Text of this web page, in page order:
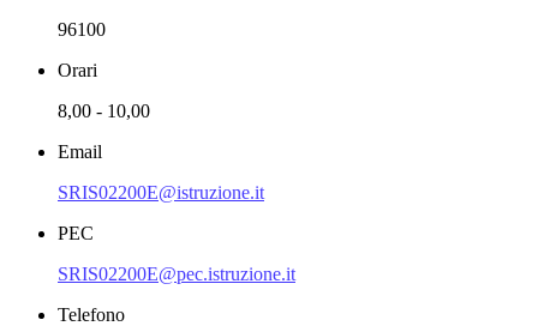
96100
Orari
8,00 - 10,00
Email
SRIS02200E@istruzione.it
PEC
SRIS02200E@pec.istruzione.it
Telefono